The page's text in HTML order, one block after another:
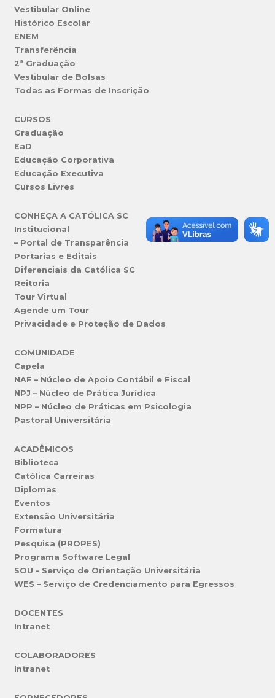
Vestibular Online
Histórico Escolar
ENEM
Transferência
2ª Graduação
Vestibular de Bolsas
Todas as Formas de Inscrição
CURSOS
Graduação
EaD
Educação Corporativa
Educação Executiva
Cursos Livres
CONHEÇA A CATÓLICA SC
Institucional
– Portal de Transparência
Portarias e Editais
Diferenciais da Católica SC
Reitoria
Tour Virtual
Agende um Tour
Privacidade e Proteção de Dados
COMUNIDADE
Capela
NAF – Núcleo de Apoio Contábil e Fiscal
NPJ – Núcleo de Prática Jurídica
NPP – Núcleo de Práticas em Psicologia
Pastoral Universitária
ACADÊMICOS
Biblioteca
Católica Carreiras
Diplomas
Eventos
Extensão Universitária
Formatura
Pesquisa (PROPES)
Programa Software Legal
SOU – Serviço de Orientação Universitária
WES – Serviço de Credenciamento para Egressos
DOCENTES
Intranet
COLABORADORES
Intranet